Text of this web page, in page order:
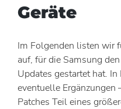
Geräte
Im Folgenden listen wir
auf, für die Samsung
Updates gestartet hat.
eventuelle Ergänzungen
Patches Teil eines